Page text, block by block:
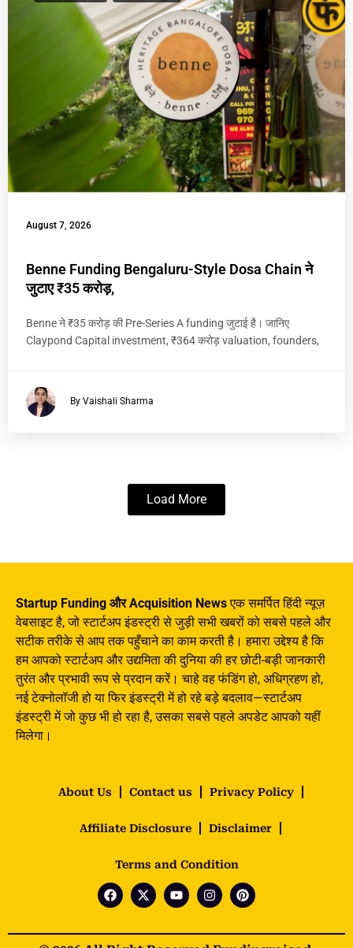
August 7, 2026
Benne Funding Bengaluru-Style Dosa Chain ने
जुटाए ₹35 करोड़,
Benne ने ₹35 करोड़ की Pre-Series A funding जुटाई है। जानिए
Claypond Capital investment, ₹364 करोड़ valuation, founders,
By Vaishali Sharma
Load More
Startup Funding और Acquisition Newsएक समर्पित हिंदी न्यूज़
वेबसाइट है, जो स्टार्टअप इंडस्ट्री से जुड़ी सभी खबरों को सबसे पहले और
सटीक तरीके से आप तक पहुँचाने का काम करती है। हमारा उद्देश्य है कि
हम आपको स्टार्टअप और उद्यमिता की दुनिया की हर छोटी-बड़ी जानकारी
तुरंत और प्रभावी रूप से प्रदान करें। चाहे वह फंडिंग हो, अधिग्रहण हो,
नई टेक्नोलॉजी हो या फिर इंडस्ट्री में हो रहे बड़े बदलाव—स्टार्टअप
इंडस्ट्री में जो कुछ भी हो रहा है, उसका सबसे पहले अपडेट आपको यहीं
मिलेगा।
About Us Contact us Privacy Policy
Affiliate Disclosure Disclaimer
Terms and Condition